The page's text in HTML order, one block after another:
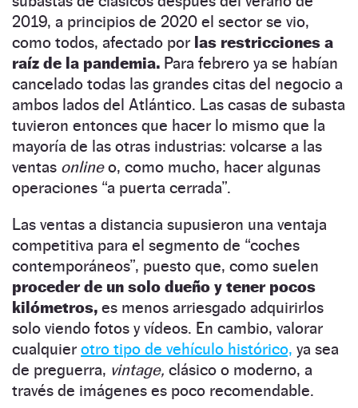
2019, a principios de 2020 el sector se vio,
como todos, afectado por las restricciones a
raíz de la pandemia. Para febrero ya se habían
cancelado todas las grandes citas del negocio a
ambos lados del Atlántico. Las casas de subasta
tuvieron entonces que hacer lo mismo que la
mayoría de las otras industrias: volcarse a las
ventas onlineo, como mucho, hacer algunas
operaciones “a puerta cerrada”.
Las ventas a distancia supusieron una ventaja
competitiva para el segmento de “coches
contemporáneos”, puesto que, como suelen
proceder de un solo dueño y tener pocos
kilómetros, es menos arriesgado adquirirlos
solo viendo fotos y vídeos. En cambio, valorar
cualquier otro tipo de vehículo histórico, ya sea
de preguerra, vintage, clásico o moderno, a
través de imágenes es poco recomendable.